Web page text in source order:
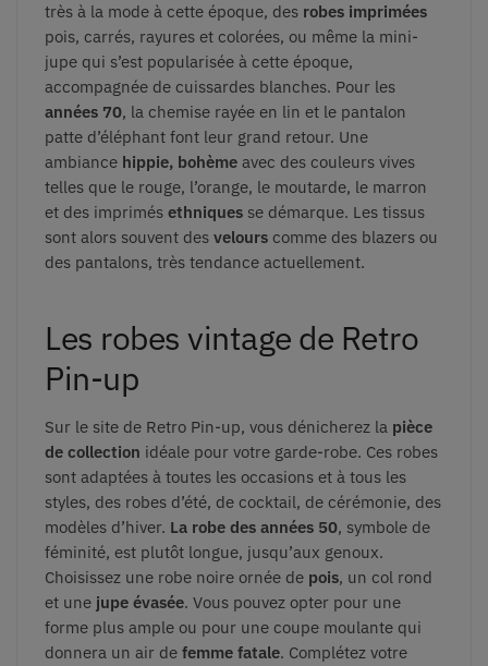
très à la mode à cette époque, des robes imprimées
pois, carrés, rayures et colorées, ou même la mini-
jupe qui s’est popularisée à cette époque,
accompagnée de cuissardes blanches. Pour les
années 70, la chemise rayée en lin et le pantalon
patte d’éléphant font leur grand retour. Une
ambiance hippie, bohème avec des couleurs vives
telles que le rouge, l’orange, le moutarde, le marron
et des imprimés ethniques se démarque. Les tissus
sont alors souvent des velours comme des blazers ou
des pantalons, très tendance actuellement.
Les robes vintage de Retro
Pin-up
Sur le site de Retro Pin-up, vous dénicherez la pièce
de collection idéale pour votre garde-robe. Ces robes
sont adaptées à toutes les occasions et à tous les
styles, des robes d’été, de cocktail, de cérémonie, des
modèles d’hiver. La robe des années 50, symbole de
féminité, est plutôt longue, jusqu’aux genoux.
Choisissez une robe noire ornée de pois, un col rond
et une jupe évasée. Vous pouvez opter pour une
forme plus ample ou pour une coupe moulante qui
donnera un air de femme fatale. Complétez votre